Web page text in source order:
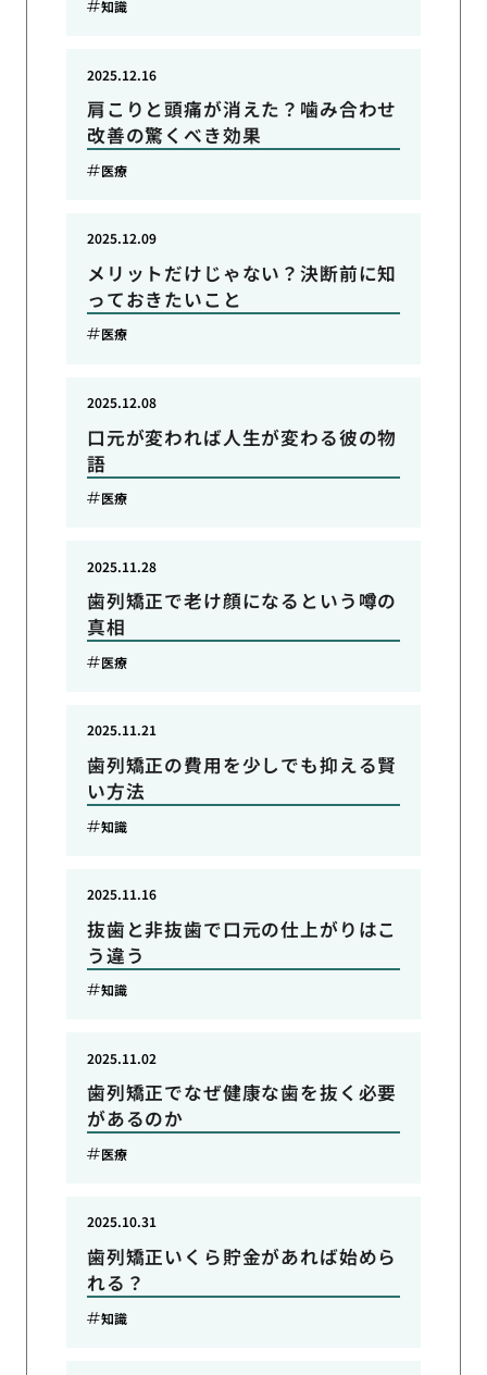
知識
肩こりと頭痛が消えた？噛み合わせ
改善の驚くべき効果
2025.12.16
医療
メリットだけじゃない？決断前に知
っておきたいこと
2025.12.09
医療
口元が変われば人生が変わる彼の物
語
2025.12.08
医療
歯列矯正で老け顔になるという噂の
真相
2025.11.28
医療
歯列矯正の費用を少しでも抑える賢
い方法
2025.11.21
知識
抜歯と非抜歯で口元の仕上がりはこ
う違う
2025.11.16
知識
歯列矯正でなぜ健康な歯を抜く必要
があるのか
2025.11.02
医療
歯列矯正いくら貯金があれば始めら
れる？
2025.10.31
知識